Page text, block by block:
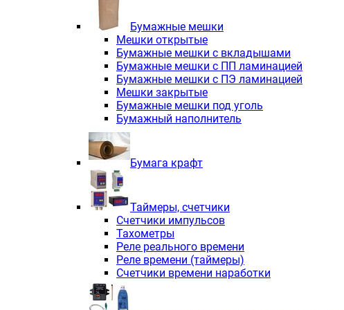
Электродвигатели асинхронные
Электродвигатели асинхронные
Трехфазные асинхронные электродвигатели
Независимая вентиляция INNORED
Взрывозащищенная независимая
Одноступенчатые цилиндрические
Экономичные червячные редукторы
Компактные мотор-редукторы INNORED
Компактные мотор-редукторы INNORED MC
Вибраторы INNORED
Вариаторы INNORED
Бумажные мешки
Мешки открытые
Бумажные мешки с вкладышами
Бумажные мешки с ПП ламинацией
Бумажные мешки с ПЭ ламинацией
Мешки закрытые
Бумажные мешки под уголь
Бумажный наполнитель
Бумага крафт
Таймеры, счетчики
Счетчики импульсов
Тахометры
Реле реального времени
Реле времени (таймеры)
Счетчики времени наработки